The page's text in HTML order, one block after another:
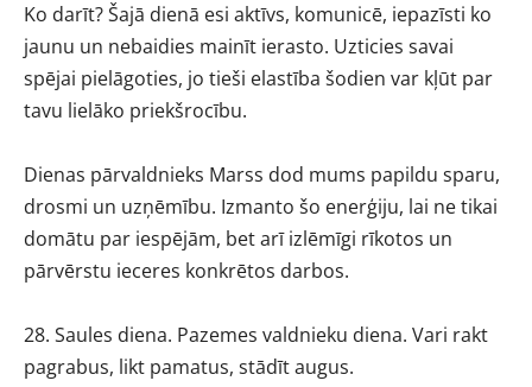
Ko darīt? Šajā dienā esi aktīvs, komunicē, iepazīsti ko
jaunu un nebaidies mainīt ierasto. Uzticies savai
spējai pielāgoties, jo tieši elastība šodien var kļūt par
tavu lielāko priekšrocību.
Dienas pārvaldnieks Marss dod mums papildu sparu,
drosmi un uzņēmību. Izmanto šo enerģiju, lai ne tikai
domātu par iespējām, bet arī izlēmīgi rīkotos un
pārvērstu ieceres konkrētos darbos.
28. Saules diena. Pazemes valdnieku diena. Vari rakt
pagrabus, likt pamatus, stādīt augus.